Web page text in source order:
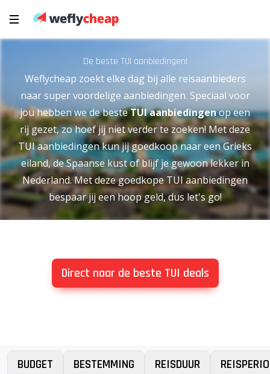
De beste TUI aanbiedingen!
Weflycheap zoekt elke dag bij alle reisaanbieders
naar super voordelige aanbiedingen. Speciaal voor
jou hebben we de besteTUI aanbiedingenop een
rij gezet, zo hoef jij niet verder te zoeken! Met deze
TUI aanbiedingen kun jij goedkoop naar een Grieks
eiland, de Spaanse kust of blijf je gewoon lekker in
Nederland. Met deze goedkope TUI aanbiedingen
bespaar jij een hoop geld, dus let's go!
Direct naar de beste TUI deals
BUDGET BESTEMMING REISDUUR